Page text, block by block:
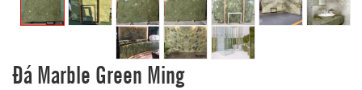
Đá Marble Green Ming